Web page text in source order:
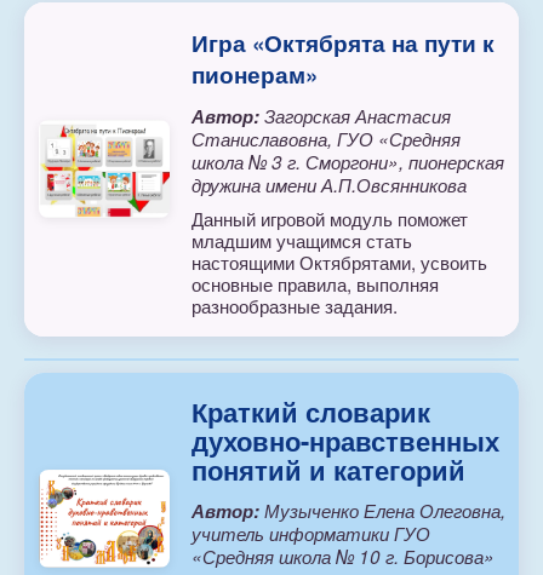
Игра «Октябрята на пути к
пионерам»
Автор:Загорская Анастасия
Станиславовна, ГУО «Средняя
школа № 3 г. Сморгони», пионерская
дружина имени А.П.Овсянникова
Данный игровой модуль поможет
младшим учащимся стать
настоящими Октябрятами, усвоить
основные правила, выполняя
разнообразные задания.
Краткий словарик
духовно-нравственных
понятий и категорий
Автор:Музыченко Елена Олеговна,
учитель информатики ГУО
«Средняя школа № 10 г. Борисова»